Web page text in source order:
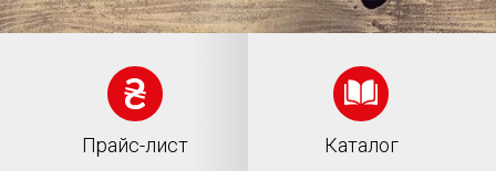
Прайс-лист Каталог